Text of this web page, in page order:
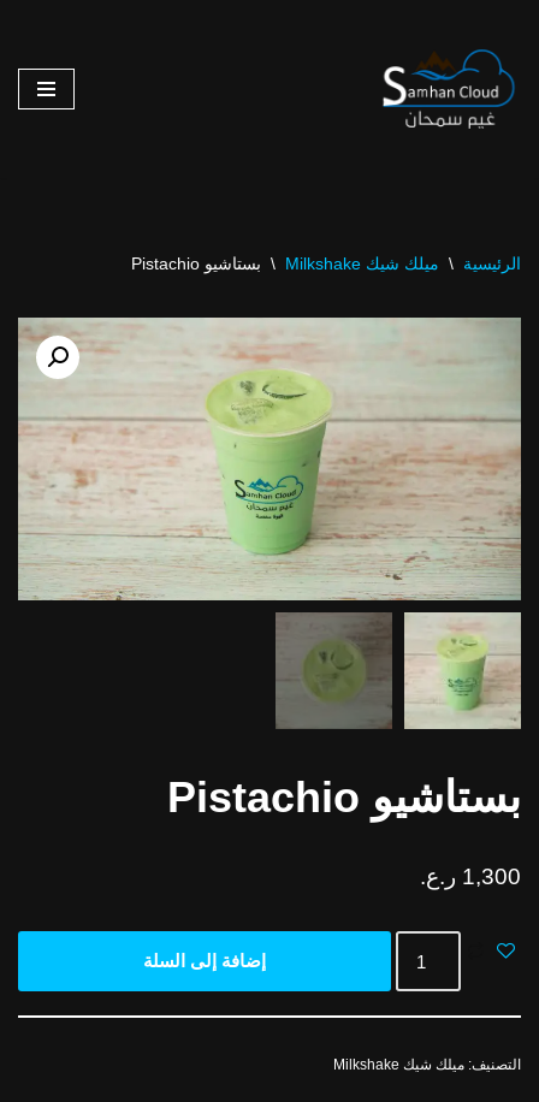
تخطى
إلى
المحتوى
الرئيسية \ ميلك شيك Milkshake \ بستاشيو Pistachio
بستاشيو Pistachio
1,300 ر.ع.
إضافة إلى السلة
التصنيف: ميلك شيك Milkshake